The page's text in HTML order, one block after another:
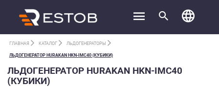
ГЛАВНАЯ КАТАЛОГ ЛЬДОГЕНЕРАТОРЫ
ЛЬДОГЕНЕРАТОР HURAKAN HKN-IMC40 (КУБИКИ)
ЛЬДОГЕНЕРАТОР HURAKAN HKN-IMC40
(КУБИКИ)